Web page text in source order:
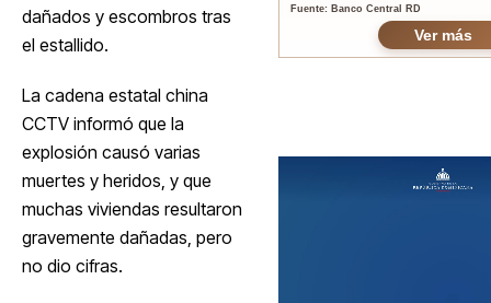
dañados y escombros tras
el estallido.
La cadena estatal china
CCTV informó que la
explosión causó varias
muertes y heridos, y que
muchas viviendas resultaron
gravemente dañadas, pero
no dio cifras.
Fuente: Banco Central RD
Ver más